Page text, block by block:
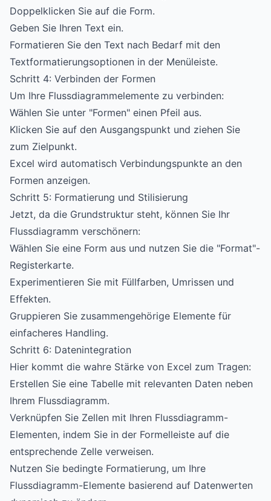
Doppelklicken Sie auf die Form.
Geben Sie Ihren Text ein.
Formatieren Sie den Text nach Bedarf mit den
Textformatierungsoptionen in der Menüleiste.
Schritt 4: Verbinden der Formen
Um Ihre Flussdiagrammelemente zu verbinden:
Wählen Sie unter "Formen" einen Pfeil aus.
Klicken Sie auf den Ausgangspunkt und ziehen Sie
zum Zielpunkt.
Excel wird automatisch Verbindungspunkte an den
Formen anzeigen.
Schritt 5: Formatierung und Stilisierung
Jetzt, da die Grundstruktur steht, können Sie Ihr
Flussdiagramm verschönern:
Wählen Sie eine Form aus und nutzen Sie die "Format"-
Registerkarte.
Experimentieren Sie mit Füllfarben, Umrissen und
Effekten.
Gruppieren Sie zusammengehörige Elemente für
einfacheres Handling.
Schritt 6: Datenintegration
Hier kommt die wahre Stärke von Excel zum Tragen:
Erstellen Sie eine Tabelle mit relevanten Daten neben
Ihrem Flussdiagramm.
Verknüpfen Sie Zellen mit Ihren Flussdiagramm-
Elementen, indem Sie in der Formelleiste auf die
entsprechende Zelle verweisen.
Nutzen Sie bedingte Formatierung, um Ihre
Flussdiagramm-Elemente basierend auf Datenwerten